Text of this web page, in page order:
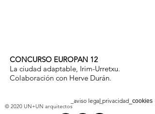
CONCURSO EUROPAN 12
La ciudad adaptable, Irim-Urretxu.
Colaboración con Herve Durán.
© 2020 UN+UN arquitectos
_aviso legal_privacidad _cookies